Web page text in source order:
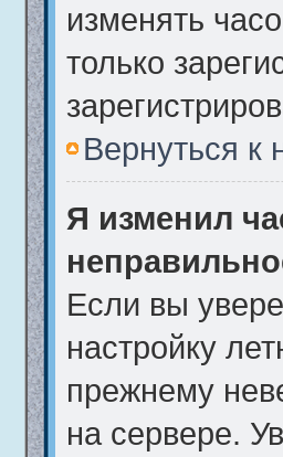
изменять
только
Вернуться к
Я изменил
Если вы
настройку
прежнему
на сервере.